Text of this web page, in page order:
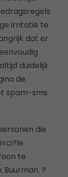
irritatie te
dat er
duidelijk
de
spam-sms
die
te
?